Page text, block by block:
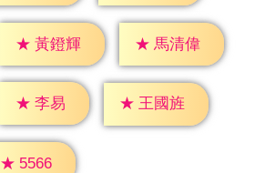
★ 黃鐙輝 ★ 馬清偉
★ 李易 ★ 王國旌
★ 5566